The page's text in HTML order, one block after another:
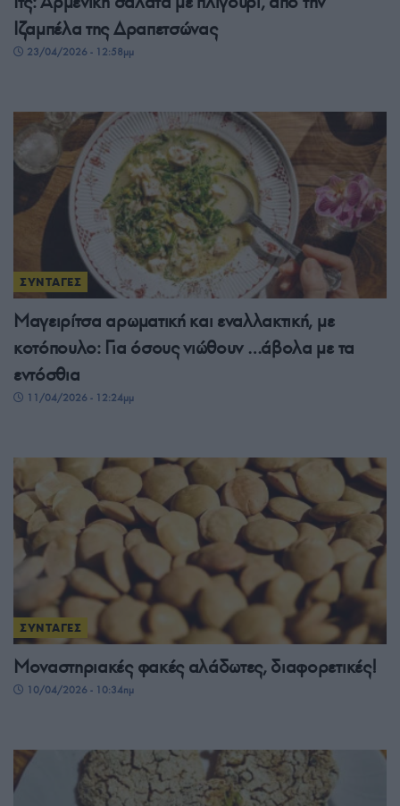
Ιζαμπέλα της Δραπετσώνας
23/04/2026 - 12:58μμ
ΣΥΝΤΑΓΕΣ
Μαγειρίτσα αρωματική και εναλλακτική, με
κοτόπουλο: Για όσους νιώθουν …άβολα με τα
εντόσθια
11/04/2026 - 12:24μμ
ΣΥΝΤΑΓΕΣ
Μοναστηριακές φακές αλάδωτες, διαφορετικές!
10/04/2026 - 10:34πμ